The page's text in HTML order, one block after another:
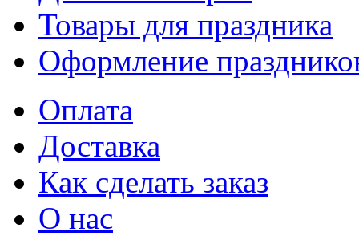
Товары для праздника
Оформление
Оплата
Доставка
Как сделать заказ
О нас